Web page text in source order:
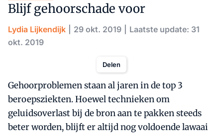
Blijf gehoorschade voor
Lydia Lijkendijk 29 okt. 2019
Laatste update: 31
okt. 2019
Delen
Gehoorproblemen staan al jaren in de top 3
beroepsziekten. Hoewel technieken om
geluidsoverlast bij de bron aan te pakken steeds
beter worden, blijft er altijd nog voldoende lawaai